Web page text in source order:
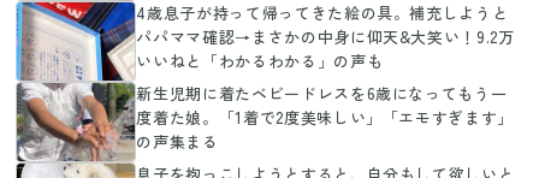
4歳息子が持って帰ってきた絵の具。補充しようと
パパママ確認→まさかの中身に仰天&大笑い！9.2万
いいねと「わかるわかる」の声も
新生児期に着たベビードレスを6歳になってもう一
度着た娘。「1着で2度美味しい」「エモすぎます」
の声集まる